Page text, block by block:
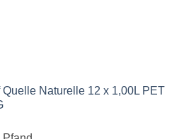
Quelle Naturelle 12 x 1,00L PET